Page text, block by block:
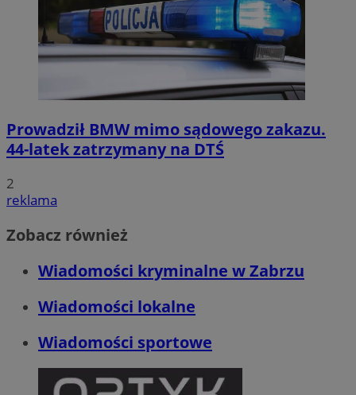
Prowadził BMW mimo sądowego zakazu.
44-latek zatrzymany na DTŚ
2
reklama
Zobacz również
Wiadomości kryminalne w Zabrzu
Wiadomości lokalne
Wiadomości sportowe